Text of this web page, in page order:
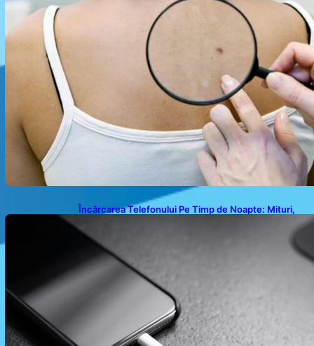
Încărcarea Telefonului Pe Timp de Noapte: Mituri,